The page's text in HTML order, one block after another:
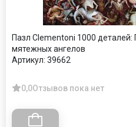
Пазл Clementoni 1000
мятежных ангелов
Артикул: 39662
0,0Отзывов пока нет